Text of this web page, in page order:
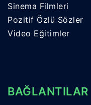
Sinema Filmleri
Pozitif Özlü Sözler
Video Eğitimler
BAĞLANTILAR